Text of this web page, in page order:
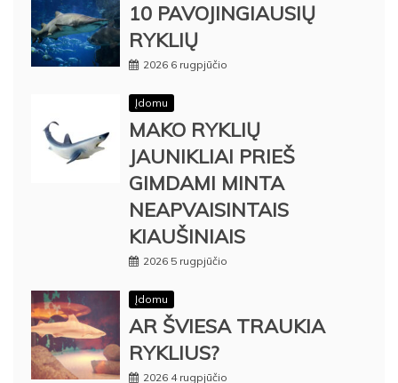
10 PAVOJINGIAUSIŲ
RYKLIŲ
2026 6 rugpjūčio
Įdomu
MAKO RYKLIŲ
JAUNIKLIAI PRIEŠ
GIMDAMI MINTA
NEAPVAISINTAIS
KIAUŠINIAIS
2026 5 rugpjūčio
Įdomu
AR ŠVIESA TRAUKIA
RYKLIUS?
2026 4 rugpjūčio